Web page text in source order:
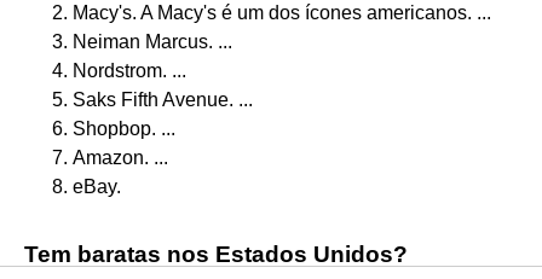
Macy's. A Macy's é um dos ícones americanos. ...
Neiman Marcus. ...
Nordstrom. ...
Saks Fifth Avenue. ...
Shopbop. ...
Amazon. ...
eBay.
Tem baratas nos Estados Unidos?